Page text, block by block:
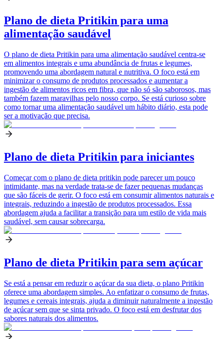
Plano de dieta Pritikin para uma
alimentação saudável
O plano de dieta Pritikin para uma alimentação saudável centra-se
em alimentos integrais e uma abundância de frutas e legumes,
promovendo uma abordagem natural e nutritiva. O foco está em
minimizar o consumo de produtos processados e aumentar a
ingestão de alimentos ricos em fibra, que não só são saborosos, mas
também fazem maravilhas pelo nosso corpo. Se está curioso sobre
como tornar uma alimentação saudável um hábito diário, esta pode
ser a motivação que precisa.
Plano de dieta Pritikin para iniciantes
Começar com o plano de dieta pritikin pode parecer um pouco
intimidante, mas na verdade trata-se de fazer pequenas mudanças
que são fáceis de gerir. O foco está em consumir alimentos naturais e
integrais, reduzindo a ingestão de produtos processados. Essa
abordagem ajuda a facilitar a transição para um estilo de vida mais
saudável, sem causar sobrecarga.
Plano de dieta Pritikin para sem açúcar
Se está a pensar em reduzir o açúcar da sua dieta, o plano Pritikin
oferece uma abordagem simples. Ao enfatizar o consumo de frutas,
legumes e cereais integrais, ajuda a diminuir naturalmente a ingestão
de açúcar sem que se sinta privado. O foco está em desfrutar dos
sabores naturais dos alimentos.